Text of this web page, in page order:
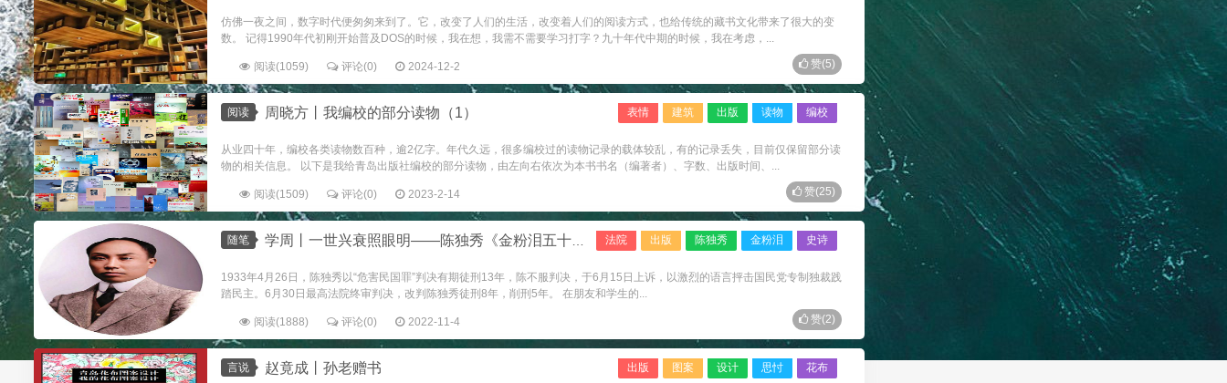
仿佛一夜之间，数字时代便匆匆来到了。它，改变了人们的生活，改变着人们的阅读方式，也给传统的藏书文化带来了很大的变
数。 记得1990年代初刚开始普及DOS的时候，我在想，我需不需要学习打字？九十年代中期的时候，我在考虑，...
阅读(1059) 评论(0) 2024-12-2 赞(5)
阅读 表情 建筑 出版 读物 编校
周晓方丨我编校的部分读物（1）
从业四十年，编校各类读物数百种，逾2亿字。年代久远，很多编校过的读物记录的载体较乱，有的记录丢失，目前仅保留部分读
物的相关信息。 以下是我给青岛出版社编校的部分读物，由左向右依次为本书书名（编著者）、字数、出版时间、...
阅读(1509) 评论(0) 2023-2-14 赞(25)
随笔 法院 出版 陈独秀 金粉泪 史诗
学周丨一世兴衰照眼明——陈独秀《金粉泪五十六首》选读
1933年4月26日，陈独秀以“危害民国罪”判决有期徒刑13年，陈不服判决，于6月15日上诉，以激烈的语言抨击国民党专制独裁践
踏民主。6月30日最高法院终审判决，改判陈独秀徒刑8年，削刑5年。 在朋友和学生的...
阅读(1888) 评论(0) 2022-11-4 赞(2)
言说 出版 图案 设计 思忖 花布
赵竟成丨孙老赠书